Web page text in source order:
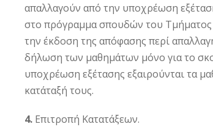
απαλλαγούν από την υποχρέωση
στο πρόγραμμα σπουδών του
την έκδοση της απόφασης περί
δήλωση των μαθημάτων μόνο για το
υποχρέωση εξέτασης εξαιρούνται τα
κατάταξή τους.
4. Επιτροπή Κατατάξεων.